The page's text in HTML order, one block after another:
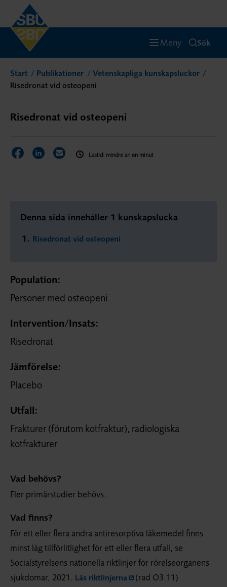
Meny Sök
Start Publikationer
Vetenskapliga kunskapsluckor
Risedronat vid osteopeni
Risedronat vid osteopeni
Dela sidan på Facebook
Dela sidan på LinkedIn
Dela sidan via E-post
Lästid: mindre än en minut
Denna sida innehåller 1 kunskapslucka
Risedronat vid osteopeni
Population:
Personer med osteopeni
Intervention/Insats:
Risedronat
Jämförelse:
Placebo
Utfall:
Frakturer (förutom kotfraktur), radiologiska
kotfrakturer
Vad behövs?
Fler primärstudier behövs.
Vad finns?
För ett eller flera andra antiresorptiva läkemedel finns
minst låg tillförlitlighet för ett eller flera utfall, se
Socialstyrelsens nationella riktlinjer för rörelseorganens
sjukdomar, 2021. Läs riktlinjerna (rad O3.11)